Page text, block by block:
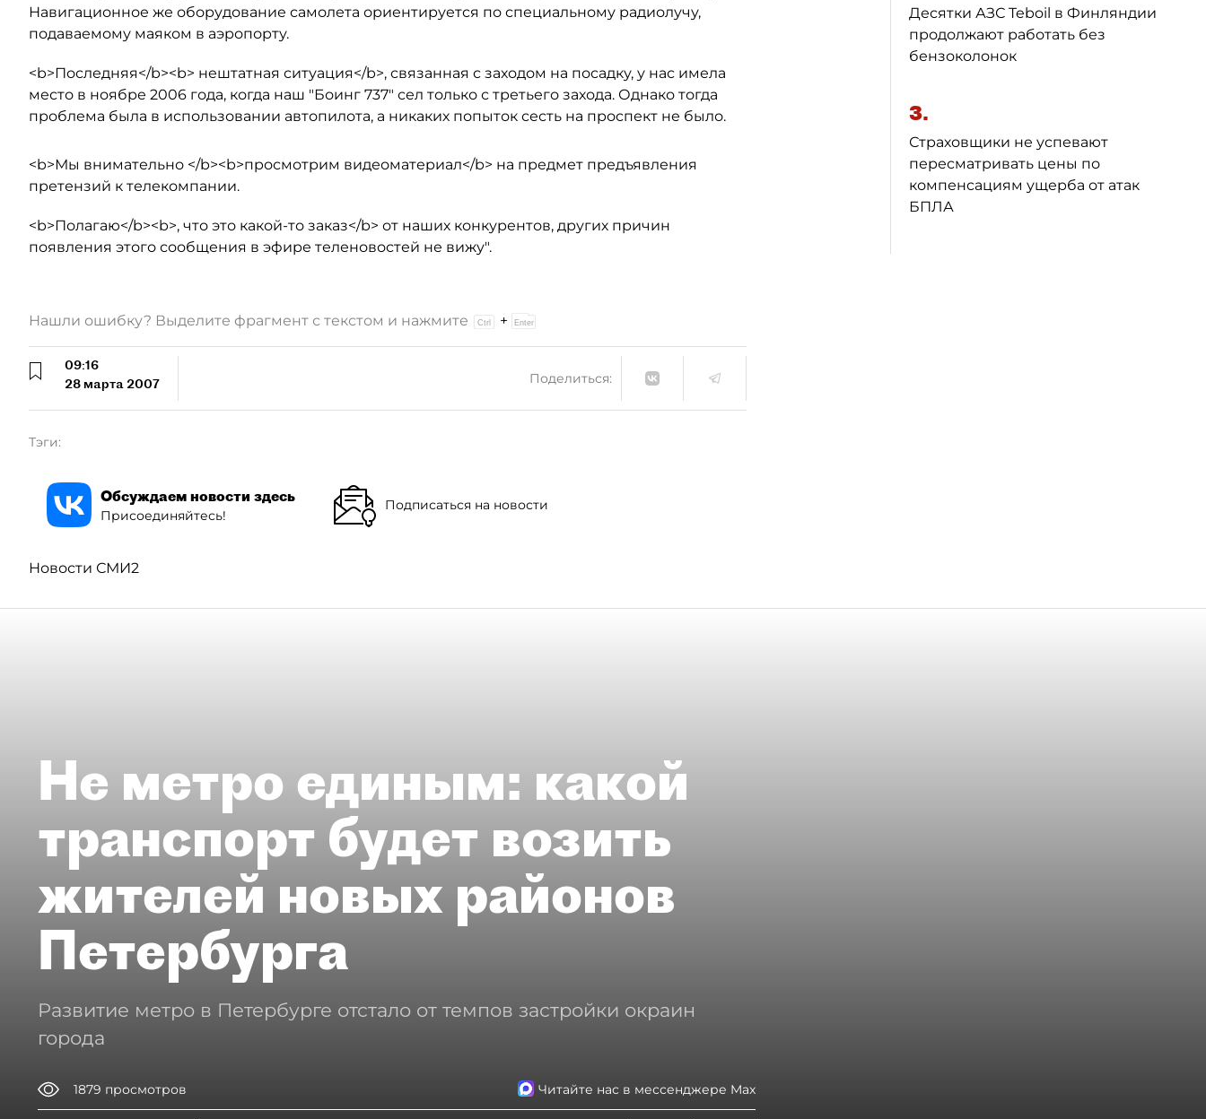
Навигационное же оборудование самолета ориентируется по специальному радиолучу,
подаваемому маяком в аэропорту.
<b>Последняя</b><b> нештатная ситуация</b>, связанная с заходом на посадку, у нас имела
место в ноябре 2006 года, когда наш "Боинг 737" сел только с третьего захода. Однако тогда
проблема была в использовании автопилота, а никаких попыток сесть на проспект не было.
<b>Мы внимательно </b><b>просмотрим видеоматериал</b> на предмет предъявления
претензий к телекомпании.
<b>Полагаю</b><b>, что это какой-то заказ</b> от наших конкурентов, других причин
появления этого сообщения в эфире теленовостей не вижу".
Десятки АЗС Teboil в Финляндии
продолжают работать без
бензоколонок
3.
Страховщики не успевают
пересматривать цены по
компенсациям ущерба от атак
БПЛА
Нашли ошибку? Выделите фрагмент с текстом и нажмите +
09:16
28 марта 2007
Поделиться:
Тэги:
Обсуждаем новости здесь
Присоединяйтесь!
Подписаться на новости
Новости СМИ2
Не метро единым: какой
транспорт будет возить
жителей новых районов
Петербурга
Развитие метро в Петербурге отстало от темпов застройки окраин
города
1879 просмотров Читайте нас в мессенджере Max